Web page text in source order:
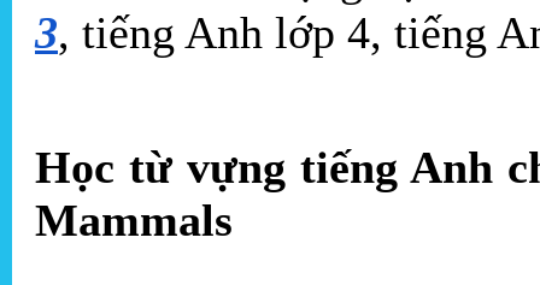
3, tiếng Anh lớp 4, tiếng
Học từ vựng tiếng Anh
Mammals